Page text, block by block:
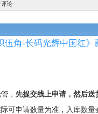
论
伍角-长码光辉中国红》
，先提交线上申请，然后
可申请数量为准，入库数量